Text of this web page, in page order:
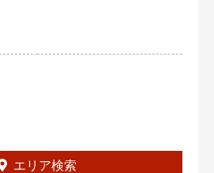
エリア検索